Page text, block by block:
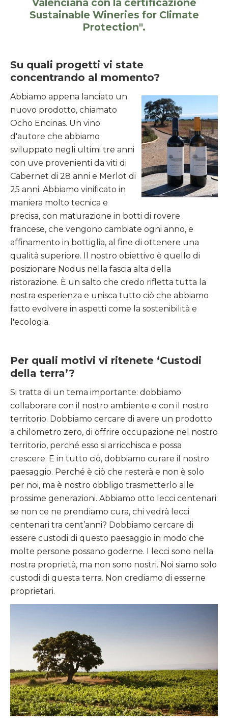
Valenciana con la certificazione
Sustainable Wineries for Climate
Protection".
Su quali progetti vi state
concentrando al momento?
Abbiamo appena lanciato un
nuovo prodotto, chiamato
Ocho Encinas. Un vino
d'autore che abbiamo
sviluppato negli ultimi tre anni
con uve provenienti da viti di
Cabernet di 28 anni e Merlot di
25 anni. Abbiamo vinificato in
maniera molto tecnica e
precisa, con maturazione in botti di rovere
francese, che vengono cambiate ogni anno, e
affinamento in bottiglia, al fine di ottenere una
qualità superiore. Il nostro obiettivo è quello di
posizionare Nodus nella fascia alta della
ristorazione. È un salto che credo rifletta tutta la
nostra esperienza e unisca tutto ciò che abbiamo
fatto evolvere in aspetti come la sostenibilità e
l'ecologia.
Per quali motivi vi ritenete ‘Custodi
della terra’?
Si tratta di un tema importante: dobbiamo
collaborare con il nostro ambiente e con il nostro
territorio. Dobbiamo cercare di avere un prodotto
a chilometro zero, di offrire occupazione nel nostro
territorio, perché esso si arricchisca e possa
crescere. E in tutto ciò, dobbiamo curare il nostro
paesaggio. Perché è ciò che resterà e non è solo
per noi, ma è nostro obbligo trasmetterlo alle
prossime generazioni. Abbiamo otto lecci centenari:
se non ce ne prendiamo cura, chi vedrà lecci
centenari tra cent’anni? Dobbiamo cercare di
essere custodi di questo paesaggio in modo che
molte persone possano goderne. I lecci sono nella
nostra proprietà, ma non sono nostri. Noi siamo solo
custodi di questa terra. Non crediamo di esserne
proprietari.